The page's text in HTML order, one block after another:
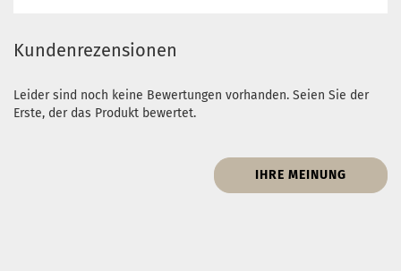
Kundenrezensionen
Leider sind noch keine Bewertungen vorhanden. Seien Sie der
Erste, der das Produkt bewertet.
IHRE MEINUNG